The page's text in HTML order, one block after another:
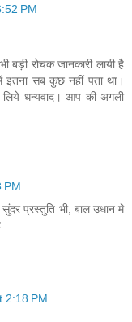
PM
बड़ी रोचक जानकारी लायी है
इतना सब कुछ नहीं पता था।
लिये धन्यवाद। आप की अगली
PM
प्रस्तुति भी, बाल उधान मे
2:18 PM